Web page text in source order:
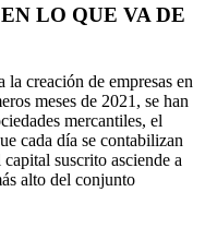
LO QUE VA DE
creación de empresas en
meses de 2021, se han
mercantiles, el
cada día se contabilizan
suscrito asciende a
alto del conjunto